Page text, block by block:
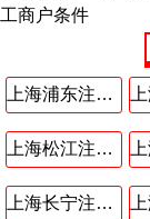
工商户条件
上海浦东注册公司
上海松江注册公司
上海长宁注册公司